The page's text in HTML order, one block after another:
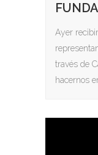
Ayer
través de
hacernos